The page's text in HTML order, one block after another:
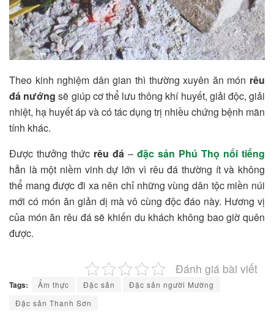
Theo kinh nghiệm dân gian thì thường xuyên ăn món rêu
đá nướng sẽ giúp cơ thể lưu thông khí huyết, giải độc, giải
nhiệt, hạ huyết áp và có tác dụng trị nhiều chứng bệnh mãn
tính khác.
Được thưởng thức rêu đá – đặc sản Phú Thọ nổi tiếng
hẳn là một niềm vinh dự lớn vì rêu đá thường ít và không
thể mang được đi xa nên chỉ những vùng dân tộc miền núi
mới có món ăn giản dị mà vô cùng độc đáo này. Hương vị
của món ăn rêu đá sẽ khiến du khách không bao giờ quên
được.
Đánh giá bài viết
Tags: Ẩm thực Đặc sản
Đặc sản người Mường
Đặc sản Thanh Sơn